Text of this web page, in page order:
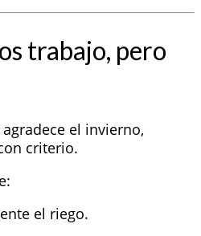
trabajo, pero
el invierno,
criterio.
el riego.